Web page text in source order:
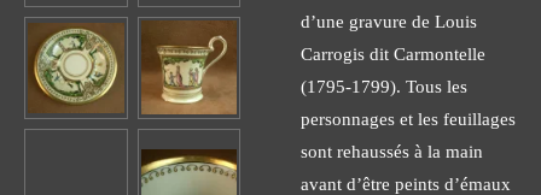
d’une gravure de Louis
Carrogis dit Carmontelle
(1795-1799). Tous les
personnages et les feuillages
sont rehaussés à la main
avant d’être peints d’émaux